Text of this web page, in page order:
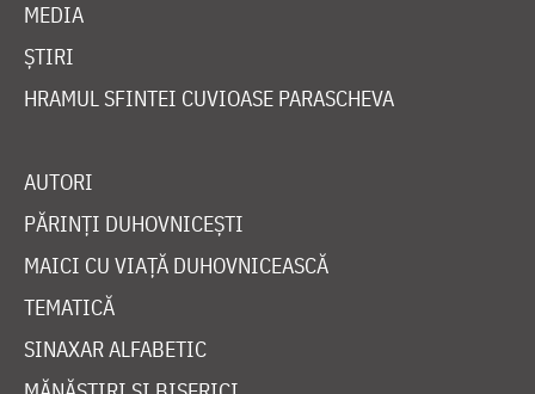
MEDIA
ȘTIRI
HRAMUL SFINTEI CUVIOASE PARASCHEVA
AUTORI
PĂRINȚI DUHOVNICEȘTI
MAICI CU VIAȚĂ DUHOVNICEASCĂ
TEMATICĂ
SINAXAR ALFABETIC